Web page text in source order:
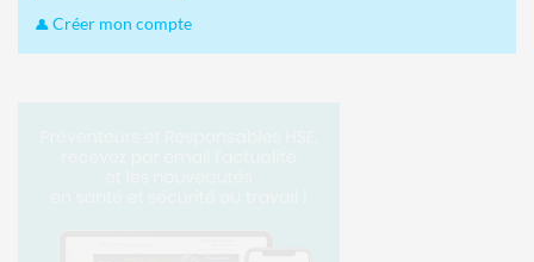
Créer mon compte